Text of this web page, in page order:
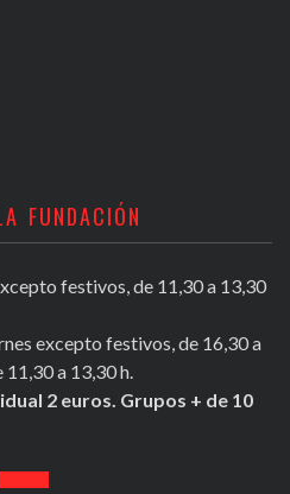
FUNDACIÓN
festivos, de 11,30 a 13,30
excepto festivos, de 16,30 a
11,30 a 13,30 h.
2 euros. Grupos + de 10